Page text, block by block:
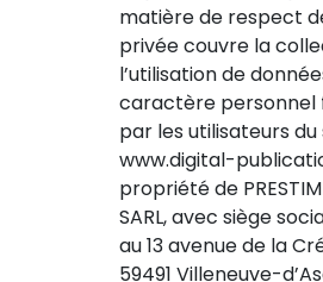
matière de respect
privée couvre la
l’utilisation de
caractère personnel
par les utilisateurs du
www.digital-
propriété de
SARL, avec siège
au 13 avenue de la
59491 Villeneuve-